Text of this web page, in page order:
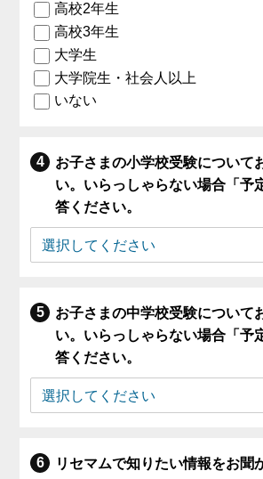
高校2年生
高校3年生
大学生
大学院生・社会人以上
いない
お子さまの小学校受験について
い。いらっしゃらない場合「予
答ください。
お子さまの中学校受験について
い。いらっしゃらない場合「予
答ください。
リセマムで知りたい情報をお聞